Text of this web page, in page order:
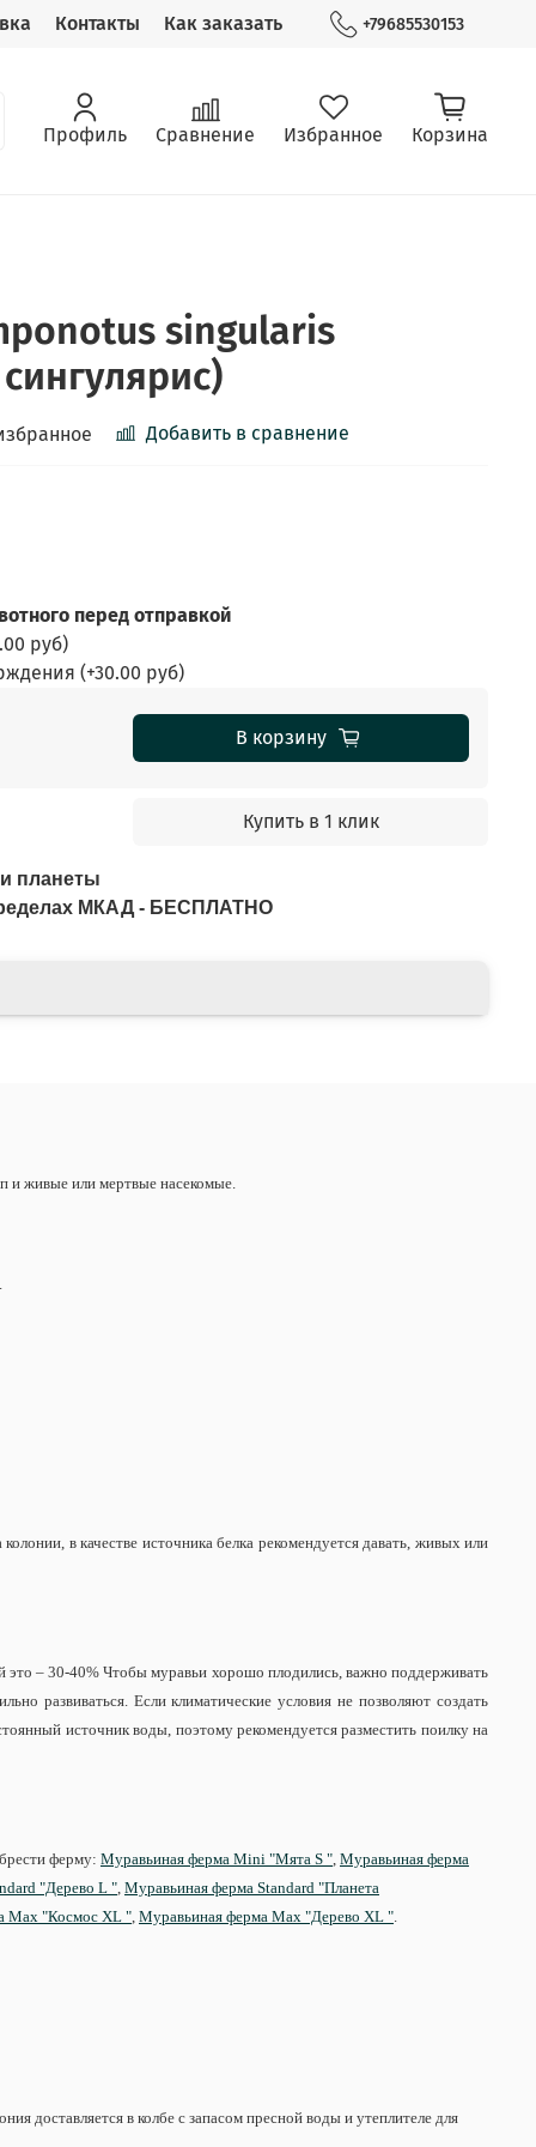
Контакты Как заказать +79685530153
Профиль Сравнение Избранное Корзина
singularis
Добавить в сравнение
перед отправкой
руб)
(+30.00 руб)
В корзину
Купить в 1 клик
планеты
МКАД - БЕСПЛАТНО
и живые или мертвые насекомые.
в качестве источника белка рекомендуется давать, живых или
– 30-40% Чтобы муравьи хорошо плодились, важно поддерживать
развиваться. Если климатические условия не позволяют создать
источник воды, поэтому рекомендуется разместить поилку на
ферму: Муравьиная ферма Mini "Мята S " Муравьиная ферма
"Дерево L " Муравьиная ферма Standard "Планета
Max "Космос XL " Муравьиная ферма Max "Дерево XL "
доставляется в колбе с запасом пресной воды и утеплителе для